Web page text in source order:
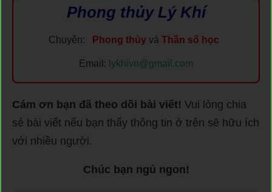
Phong thủy Lý Khí
Chuyên: Phong thủyvà Thần số học
Email: lykhivn@gmail.com
Cám ơn bạn đã theo dõi bài viết! Vui lòng chia
sẻ bài viết nếu bạn thấy thông tin ở trên sẽ hữu ích
với nhiều người.
Chúc bạn ngủ ngon!